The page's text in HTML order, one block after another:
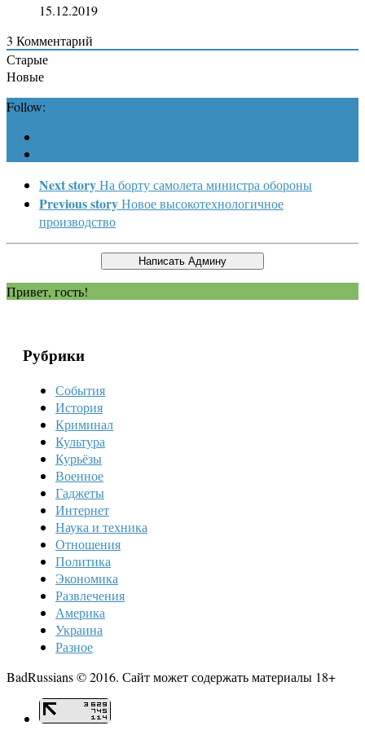
15.12.2019
3 Комментарий
Старые
Новые
Follow:
Next storyНа борту самолета министра обороны
Previous storyНовое высокотехнологичное
производство
Привет, гость!
Рубрики
События
История
Криминал
Культура
Курьёзы
Военное
Гаджеты
Интернет
Наука и техника
Отношения
Политика
Экономика
Развлечения
Америка
Украина
Разное
BadRussians © 2016. Сайт может содержать материалы 18+